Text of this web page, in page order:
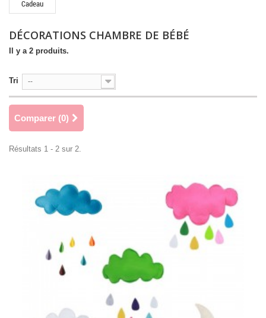
Cadeau
DÉCORATIONS CHAMBRE DE BÉBÉ
Il y a 2 produits.
Tri --
Comparer (0)
Résultats 1 - 2 sur 2.